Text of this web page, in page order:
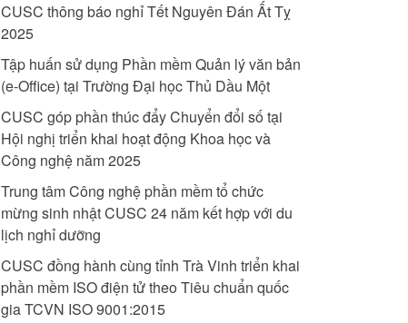
CUSC thông báo nghỉ Tết Nguyên Đán Ất Tỵ
2025
Tập huấn sử dụng Phần mềm Quản lý văn bản
(e-Office) tại Trường Đại học Thủ Dầu Một
CUSC góp phần thúc đẩy Chuyển đổi số tại
Hội nghị triển khai hoạt động Khoa học và
Công nghệ năm 2025
Trung tâm Công nghệ phần mềm tổ chức
mừng sinh nhật CUSC 24 năm kết hợp với du
lịch nghỉ dưỡng
CUSC đồng hành cùng tỉnh Trà Vinh triển khai
phần mềm ISO điện tử theo Tiêu chuẩn quốc
gia TCVN ISO 9001:2015